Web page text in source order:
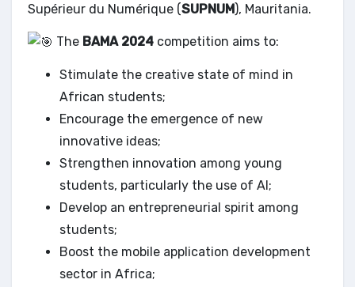
Supérieur du Numérique (SUPNUM), Mauritania.
The BAMA 2024 competition aims to:
Stimulate the creative state of mind in
African students;
Encourage the emergence of new
innovative ideas;
Strengthen innovation among young
students, particularly the use of AI;
Develop an entrepreneurial spirit among
students;
Boost the mobile application development
sector in Africa;